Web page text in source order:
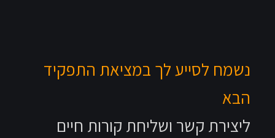
נשמח לסייע לך במציאת התפקיד
הבא
ליצירת קשר ושליחת קורות חיים